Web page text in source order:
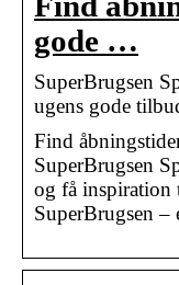
gode …
SuperBrugsen
ugens gode
Find
SuperBrugsen
og få
SuperBrugsen –